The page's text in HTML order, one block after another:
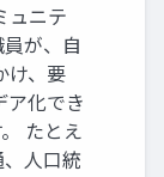
ュニテ
が、自
け、要
ア化でき
たとえ
人口統